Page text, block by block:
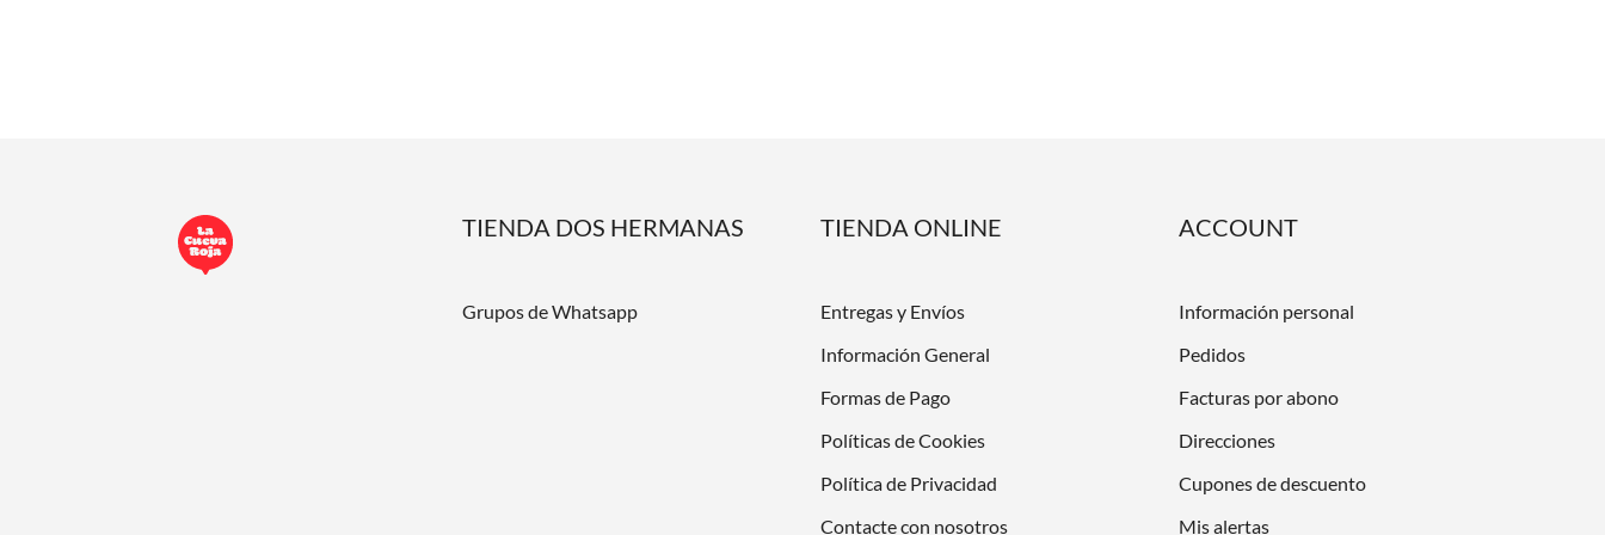
TIENDA DOS HERMANAS
Grupos de Whatsapp
TIENDA ONLINE
Entregas y Envíos
Información General
Formas de Pago
Políticas de Cookies
Política de Privacidad
Contacte con nosotros
ACCOUNT
Información personal
Pedidos
Facturas por abono
Direcciones
Cupones de descuento
Mis alertas